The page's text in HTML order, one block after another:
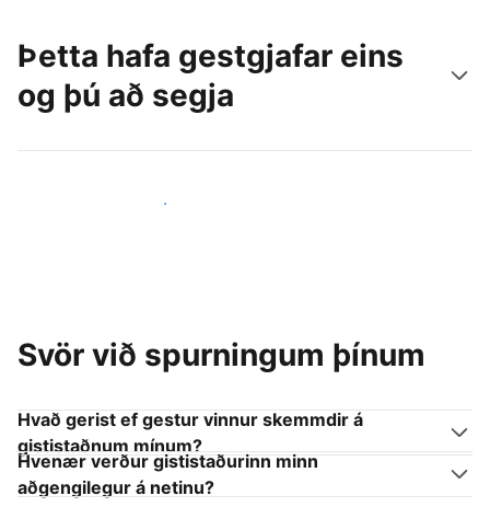
Þetta hafa gestgjafar eins
og þú að segja
Ganga til liðs við aðra gestgjafa
Svör við spurningum þínum
Hvað gerist ef gestur vinnur skemmdir á
gististaðnum mínum?
Hvenær verður gististaðurinn minn
aðgengilegur á netinu?